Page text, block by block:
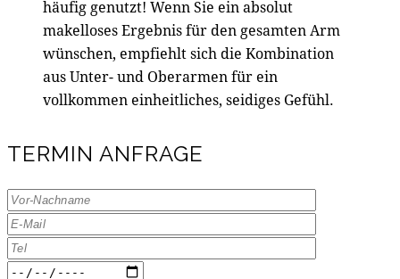
häufig genutzt! Wenn Sie ein absolut
makelloses Ergebnis für den gesamten Arm
wünschen, empfiehlt sich die Kombination
aus Unter- und Oberarmen für ein
vollkommen einheitliches, seidiges Gefühl.
TERMIN ANFRAGE